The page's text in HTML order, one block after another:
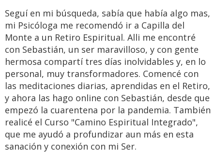
Seguí en mi búsqueda, sabía que había algo mas,
mi Psicóloga me recomendó ir a Capilla del
Monte a un Retiro Espiritual. Alli me encontré
con Sebastián, un ser maravilloso, y con gente
hermosa compartí tres días inolvidables y, en lo
personal, muy transformadores. Comencé con
las meditaciones diarias, aprendidas en el Retiro,
y ahora las hago online con Sebastián, desde que
empezó la cuarentena por la pandemia. También
realicé el Curso "Camino Espiritual Integrado",
que me ayudó a profundizar aun más en esta
sanación y conexión con mi Ser.